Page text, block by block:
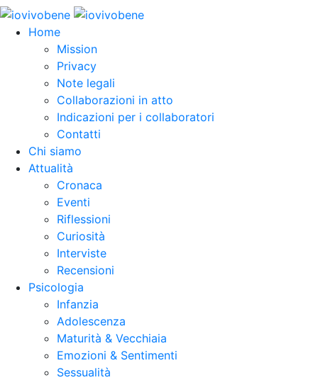
Home
Mission
Privacy
Note legali
Collaborazioni in atto
Indicazioni per i collaboratori
Contatti
Chi siamo
Attualità
Cronaca
Eventi
Riflessioni
Curiosità
Interviste
Recensioni
Psicologia
Infanzia
Adolescenza
Maturità & Vecchiaia
Emozioni & Sentimenti
Sessualità